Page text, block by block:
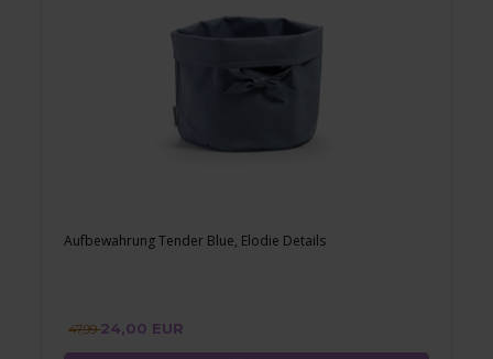
Aufbewahrung Tender Blue, Elodie Details
47,9924,00 EUR